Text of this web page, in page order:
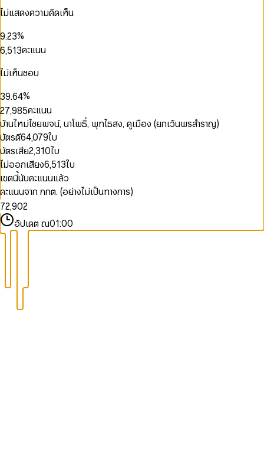
8
9
4
5
6
7
8
4
5
6
7
8
6
7
8
9
5
7
8
9
82
4
5
6
7
8
6
ไม่แสดงความคิดเห็น
7
9.
0
2
3
4
5
6
7
8
9
1
3
4
5
6
7
8
9
%
2
3
5
6
8
,
1
2
4
5
7
9
0
1
3
5
6
7
8
9
0
1
2
3
5
7
8
9
คะแนน
ไม่เห็นชอบ
1
3
4
5
6
7
8
9
1
3
4
5
7
9.
0
1
2
4
6
7
8
9
0
2
4
5
6
7
8
9
%
1
2
3
4
5
6
7
8
9
0
1
2
3
4
6
7
8
9
,
0
2
3
4
5
6
8
9
1
2
3
5
7
8
9
0
2
3
4
5
6
7
8
9
คะแนน
บ้านใหม่ไชยพจน์, นาโพธิ์, พุทไธสง, คูเมือง (ยกเว้นพรสำราญ)
บัตรดี64,079ใบ
บัตรเสีย2,310ใบ
ไม่ออกเสียง6,513ใบ
เขตนี้นับคะแนนแล้ว
คะแนนจาก กกต. (อย่างไม่เป็นทางการ)
0
1
2
3
4
5
6
7
8
9
0
1
2
3
4
5
,
0
1
2
3
4
5
6
7
8
90
1
2
8
0
1
2
3
4
อัปเดต ณ01:00